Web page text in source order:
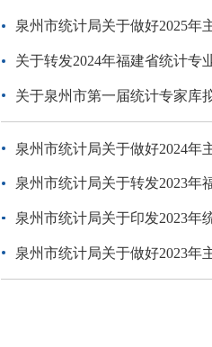
泉州市统计局关于做好2025年
关于转发2024年福建省统计专
关于泉州市第一届统计专家库
泉州市统计局关于做好2024年
泉州市统计局关于转发2023年
泉州市统计局关于印发2023年
泉州市统计局关于做好2023年